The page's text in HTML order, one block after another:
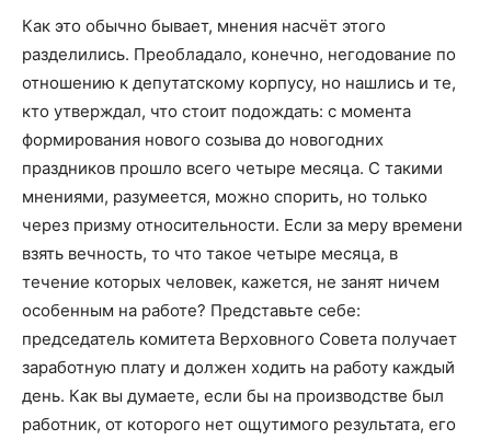
Как это обычно бывает, мнения насчёт этого
разделились. Преобладало, конечно, негодование по
отношению к депутатскому корпусу, но нашлись и те,
кто утверждал, что стоит подождать: с момента
формирования нового созыва до новогодних
праздников прошло всего четыре месяца. С такими
мнениями, разумеется, можно спорить, но только
через призму относительности. Если за меру времени
взять вечность, то что такое четыре месяца, в
течение которых человек, кажется, не занят ничем
особенным на работе? Представьте себе:
председатель комитета Верховного Совета получает
заработную плату и должен ходить на работу каждый
день. Как вы думаете, если бы на производстве был
работник, от которого нет ощутимого результата, его